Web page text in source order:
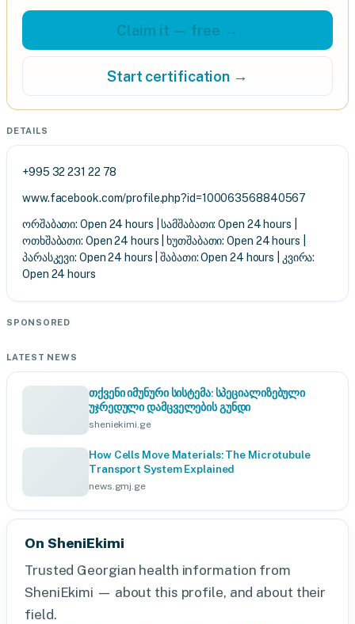
Claim it — free →
Start certification →
DETAILS
+995 32 231 22 78
www.facebook.com/profile.php?id=100063568840567
ორშაბათი: Open 24 hours | სამშაბათი: Open 24 hours |
ოთხშაბათი: Open 24 hours | ხუთშაბათი: Open 24 hours |
პარასკევი: Open 24 hours | შაბათი: Open 24 hours | კვირა:
Open 24 hours
SPONSORED
LATEST NEWS
თქვენი იმუნური სისტემა: სპეციალიზებული
უჯრედული დამცველების გუნდი
sheniekimi.ge
How Cells Move Materials: The Microtubule
Transport System Explained
news.gmj.ge
On SheniEkimi
Trusted Georgian health information from
SheniEkimi — about this profile, and about their
field.